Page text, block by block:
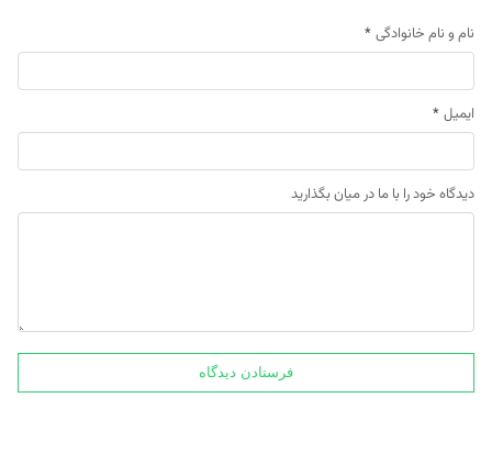
نام و نام خانوادگی *
ایمیل *
دیدگاه خود را با ما در میان بگذارید